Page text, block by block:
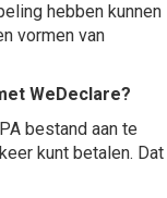
hebben kunnen
vormen van
WeDeclare?
bestand aan te
kunt betalen. Dat